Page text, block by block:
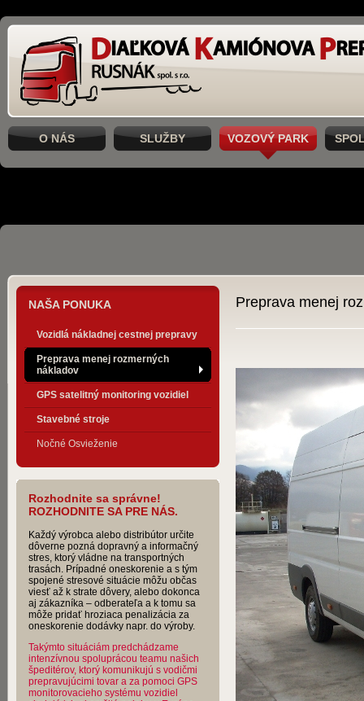
O NÁS SLUŽBY VOZOVÝ PARK
NAŠA PONUKA
Vozidlá nákladnej cestnej prepravy
Preprava menej rozmerných
nákladov
GPS satelitný monitoring vozidiel
Stavebné stroje
Nočné Osvieženie
Rozhodnite sa správne!
ROZHODNITE SA PRE NÁS.
Každý výrobca alebo distribútor určite
dôverne pozná dopravný a informačný
stres, ktorý vládne na transportných
trasách. Prípadné oneskorenie a s tým
spojené stresové situácie môžu občas
viesť až k strate dôvery, alebo dokonca
aj zákazníka – odberateľa a k tomu sa
môže pridať hroziaca penalizácia za
oneskorenie dodávky napr. do výroby.
Takýmto situáciám predchádzame
intenzívnou spoluprácou teamu našich
špeditérov, ktorý komunikujú s vodičmi
prepravujúcimi tovar a za pomoci GPS
monitorovacieho systému vozidiel
Preprava menej